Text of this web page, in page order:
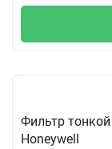
Фильтр
Honeywell